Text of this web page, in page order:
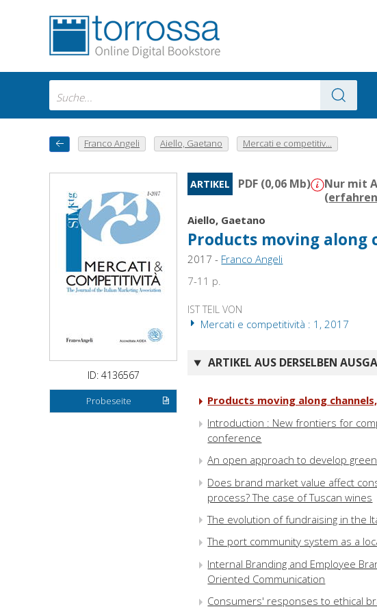
Franco Angeli Aiello, Gaetano Mercati e competitiv...
ID: 4136567
Probeseite
ARTIKEL PDF (0,06 Mb)
Nur mit
(
Aiello, Gaetano
Products moving along
2017 - Franco Angeli
7-11 p.
IST TEIL VON
Mercati e competitività : 1, 2017
ARTIKEL AUS DERSELBEN
Products moving along
Introduction : New frontiers for
conference
An open approach to develop
Does brand market value affect
process? The case of Tuscan wines
The evolution of fundraising in the
The port community system as a
Internal Branding and Employee
Oriented Communication
Consumers' responses to ethical